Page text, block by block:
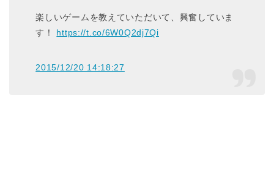
楽しいゲームを教えていただいて、興奮していま
す！ https://t.co/6W0Q2dj7Qi
2015/12/20 14:18:27